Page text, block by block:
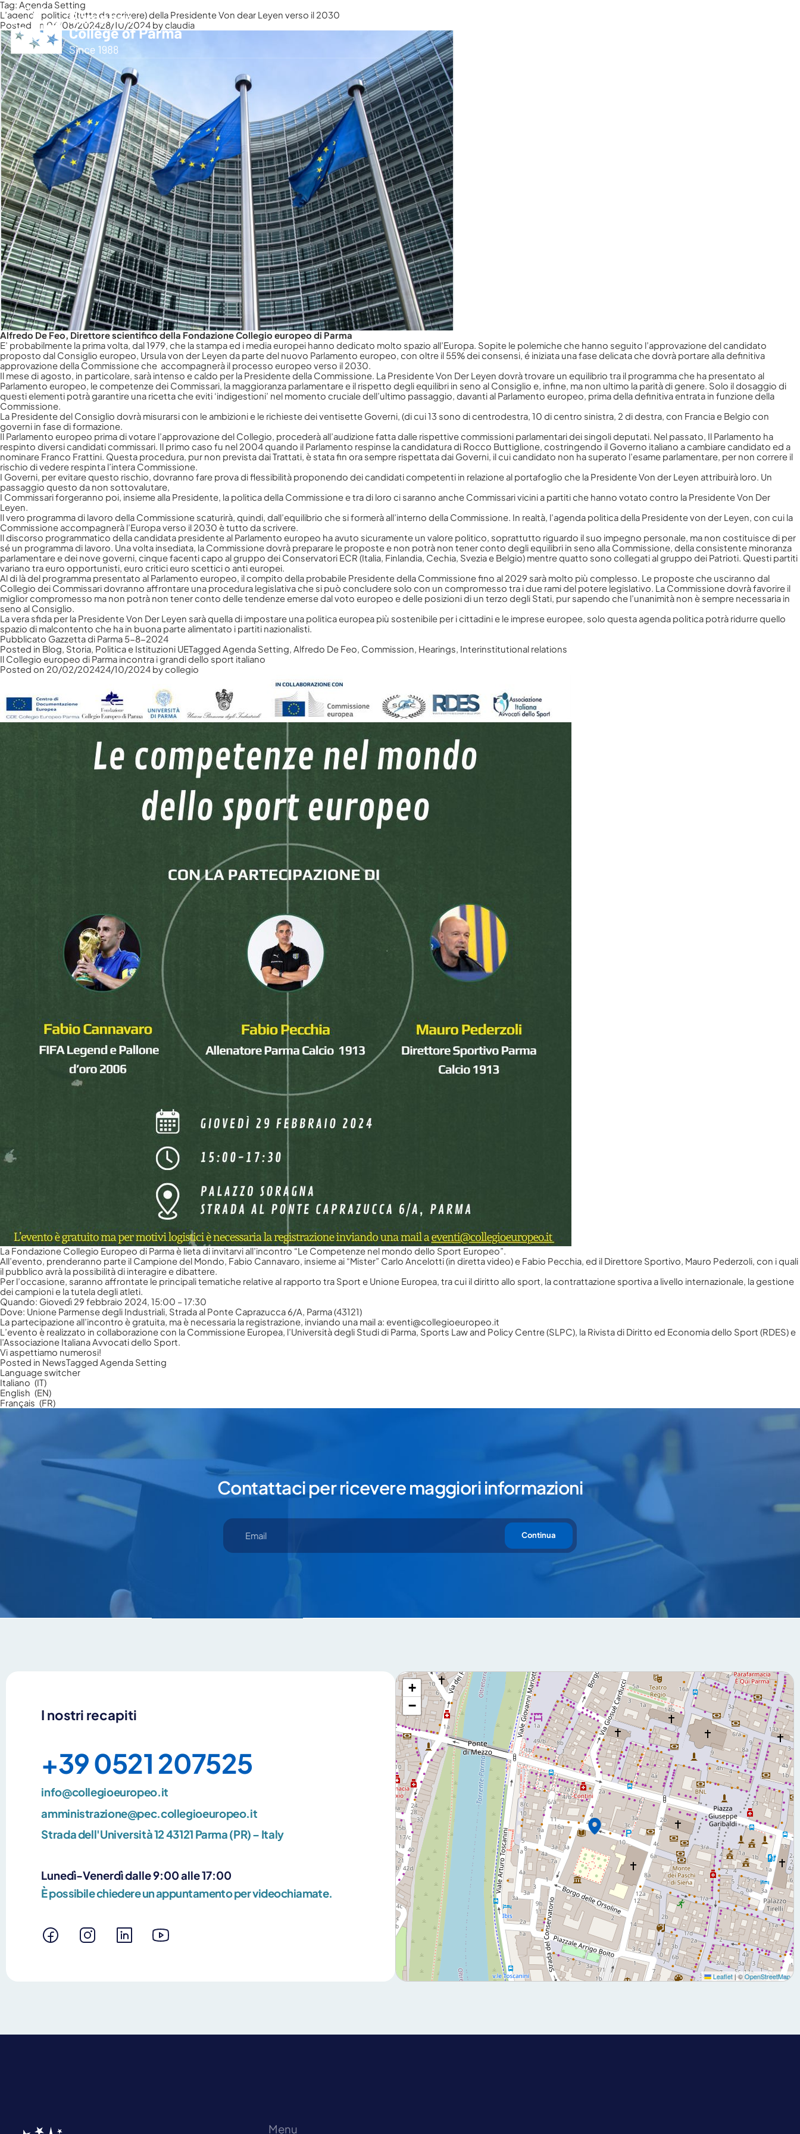
Tag: Agenda Setting
L’agenda politica (tutta da scrivere) della Presidente Von dear Leyen verso il 2030
Posted on 06/08/202428/10/2024 byclaudia
Alfredo De Feo, Direttore scientifico della Fondazione Collegio europeo di Parma
E’ probabilmente la prima volta, dal 1979, che la stampa ed i media europei hanno dedicato molto spazio all’Europa. Sopite le polemiche che hanno seguito l’approvazione del candidato
proposto dal Consiglio europeo, Ursula von der Leyen da parte del nuovo Parlamento europeo, con oltre il 55% dei consensi, é iniziata una fase delicata che dovrà portare alla definitiva
approvazione della Commissione che accompagnerà il processo europeo verso il 2030.
Il mese di agosto, in particolare, sarà intenso e caldo per la Presidente della Commissione. La Presidente Von Der Leyen dovrà trovare un equilibrio tra il programma che ha presentato al
Parlamento europeo, le competenze dei Commissari, la maggioranza parlamentare e il rispetto degli equilibri in seno al Consiglio e, infine, ma non ultimo la parità di genere. Solo il dosaggio di
questi elementi potrà garantire una ricetta che eviti ‘indigestioni’ nel momento cruciale dell’ultimo passaggio, davanti al Parlamento europeo, prima della definitiva entrata in funzione della
Commissione.
La Presidente del Consiglio dovrà misurarsi con le ambizioni e le richieste dei ventisette Governi, (di cui 13 sono di centrodestra, 10 di centro sinistra, 2 di destra, con Francia e Belgio con
governi in fase di formazione.
Il Parlamento europeo prima di votare l’approvazione del Collegio, procederà all’audizione fatta dalle rispettive commissioni parlamentari dei singoli deputati. Nel passato, Il Parlamento ha
respinto diversi candidati commissari. Il primo caso fu nel 2004 quando il Parlamento respinse la candidatura di Rocco Buttiglione, costringendo il Governo italiano a cambiare candidato ed a
nominare Franco Frattini. Questa procedura, pur non prevista dai Trattati, è stata fin ora sempre rispettata dai Governi, il cui candidato non ha superato l’esame parlamentare, per non correre il
rischio di vedere respinta l’intera Commissione.
I Governi, per evitare questo rischio, dovranno fare prova di flessibilità proponendo dei candidati competenti in relazione al portafoglio che la Presidente Von der Leyen attribuirà loro. Un
passaggio questo da non sottovalutare,
I Commissari forgeranno poi, insieme alla Presidente, la politica della Commissione e tra di loro ci saranno anche Commissari vicini a partiti che hanno votato contro la Presidente Von Der
Leyen.
Il vero programma di lavoro della Commissione scaturirà, quindi, dall’equilibrio che si formerà all’interno della Commissione. In realtà, l’agenda politica della Presidente von der Leyen, con cui la
Commissione accompagnerà l’Europa verso il 2030 è tutto da scrivere.
Il discorso programmatico della candidata presidente al Parlamento europeo ha avuto sicuramente un valore politico, soprattutto riguardo il suo impegno personale, ma non costituisce di per
sé un programma di lavoro. Una volta insediata, la Commissione dovrà preparare le proposte e non potrà non tener conto degli equilibri in seno alla Commissione, della consistente minoranza
parlamentare e dei nove governi, cinque facenti capo al gruppo dei Conservatori ECR (Italia, Finlandia, Cechia, Svezia e Belgio) mentre quatto sono collegati al gruppo dei Patrioti. Questi partiti
variano tra euro opportunisti, euro critici euro scettici o anti europei.
Al di là del programma presentato al Parlamento europeo, il compito della probabile Presidente della Commissione fino al 2029 sarà molto più complesso. Le proposte che usciranno dal
Collegio dei Commissari dovranno affrontare una procedura legislativa che si può concludere solo con un compromesso tra i due rami del potere legislativo. La Commissione dovrà favorire il
miglior compromesso ma non potrà non tener conto delle tendenze emerse dal voto europeo e delle posizioni di un terzo degli Stati, pur sapendo che l’unanimità non è sempre necessaria in
seno al Consiglio.
La vera sfida per la Presidente Von Der Leyen sarà quella di impostare una politica europea più sostenibile per i cittadini e le imprese europee, solo questa agenda politica potrà ridurre quello
spazio di malcontento che ha in buona parte alimentato i partiti nazionalisti.
Pubblicato Gazzetta di Parma 5-8-2024
Posted in Blog, Storia, Politica e Istituzioni UETagged Agenda Setting, Alfredo De Feo, Commission, Hearings, Interinstitutional relations
Il Collegio europeo di Parma incontra i grandi dello sport italiano
Posted on 20/02/202424/10/2024 bycollegio
La Fondazione Collegio Europeo di Parma è lieta di invitarvi all’incontro “Le Competenze nel mondo dello Sport Europeo”.
All’evento, prenderanno parte il Campione del Mondo, Fabio Cannavaro, insieme ai “Mister” Carlo Ancelotti (in diretta video) e Fabio Pecchia, ed il Direttore Sportivo, Mauro Pederzoli, con i quali
il pubblico avrà la possibilità di interagire e dibattere.
Per l’occasione, saranno affrontate le principali tematiche relative al rapporto tra Sport e Unione Europea, tra cui il diritto allo sport, la contrattazione sportiva a livello internazionale, la gestione
dei campioni e la tutela degli atleti.
Quando: Giovedì 29 febbraio 2024, 15:00 – 17:30
Dove: Unione Parmense degli Industriali, Strada al Ponte Caprazucca 6/A, Parma (43121)
La partecipazione all’incontro è gratuita, ma è necessaria la registrazione, inviando una mail a: eventi@collegioeuropeo.it
L’evento è realizzato in collaborazione con la Commissione Europea, l’Università degli Studi di Parma, Sports Law and Policy Centre (SLPC), la Rivista di Diritto ed Economia dello Sport (RDES) e
l’Associazione Italiana Avvocati dello Sport.
Vi aspettiamo numerosi!
Posted in NewsTagged Agenda Setting
Language switcher
Italiano
IT
English
EN
Français
FR
Contattaci per ricevere maggiori informazioni
Continua
I nostri recapiti
+39 0521 207525
info@collegioeuropeo.it
amministrazione@pec.collegioeuropeo.it
Strada dell'Università 12 43121 Parma (PR) – Italy
Lunedì-Venerdì dalle 9:00 alle 17:00
È possibile chiedere un appuntamento per videochiamate.
+
−
Leaflet|©OpenStreetMap
Menu
Contattaci per ricevere maggiori informazioni
Cliccando su invia dichiari di aver preso visione e di accettare la nostra